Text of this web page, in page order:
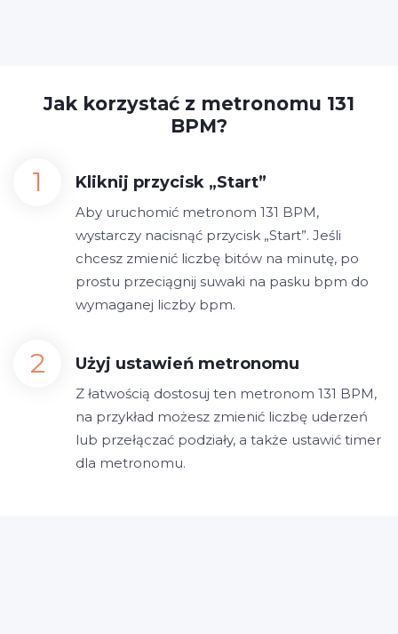
Jak korzystać z metronomu 131
BPM?
Kliknij przycisk „Start”
Aby uruchomić metronom 131 BPM,
wystarczy nacisnąć przycisk „Start”. Jeśli
chcesz zmienić liczbę bitów na minutę, po
prostu przeciągnij suwaki na pasku bpm do
wymaganej liczby bpm.
Użyj ustawień metronomu
Z łatwością dostosuj ten metronom 131 BPM,
na przykład możesz zmienić liczbę uderzeń
lub przełączać podziały, a także ustawić timer
dla metronomu.